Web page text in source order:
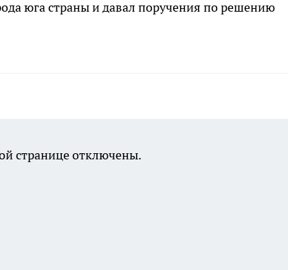
юга страны и давал поручения по решению
странице отключены.